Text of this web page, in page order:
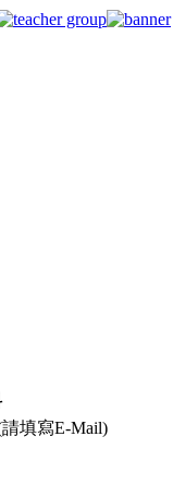
填寫E-Mail)